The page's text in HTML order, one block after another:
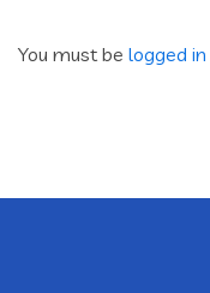
You must be logged in